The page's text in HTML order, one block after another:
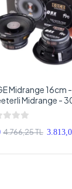
Midrange 16cm -
Midrange -
EDGE 16cm
- EDGE PRO6X
16cm
4.766,25 TL